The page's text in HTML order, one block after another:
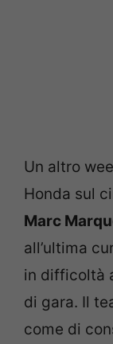
Un altro
Honda sul
Marc
all’ultima
in difficoltà
di gara. Il
come di